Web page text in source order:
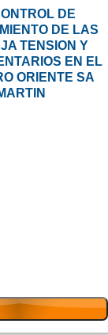
DE
DE LAS
TENSION Y
EN EL
ORIENTE SA